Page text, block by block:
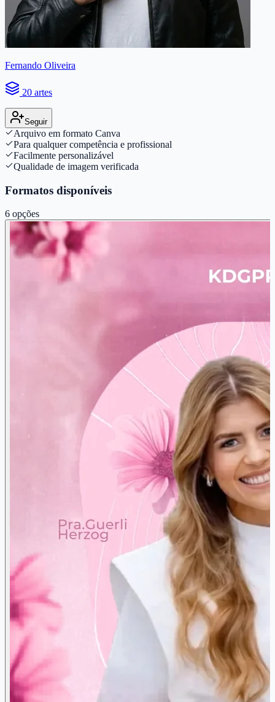
Fernando Oliveira
20 artes
Seguir
Arquivo em formato Canva
Para qualquer competência e profissional
Facilmente personalizável
Qualidade de imagem verificada
Formatos disponíveis
6 opções